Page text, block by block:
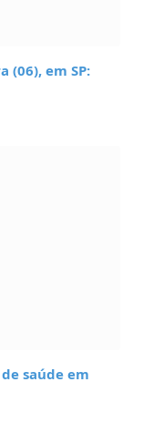
em SP:
saúde em